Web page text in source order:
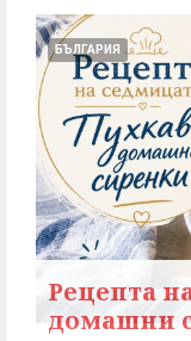
БЪЛГАРИЯ
Рецепта
домашни